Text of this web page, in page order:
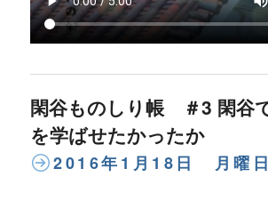
閑谷ものしり帳 ＃3 閑谷
を学ばせたかったか
2016年1月18日 月曜日